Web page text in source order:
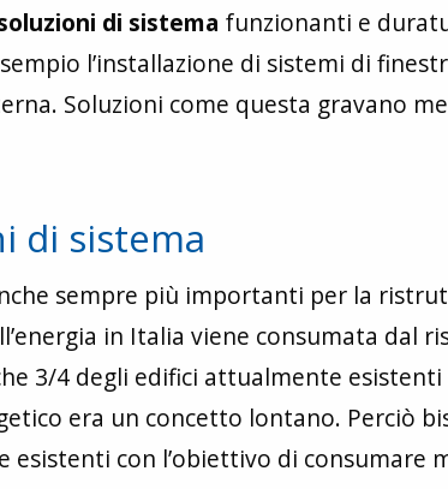
di sistema funzionanti e
l’installazione di sistemi di
Soluzioni come questa gravano
di sistema
sempre più importanti per la
in Italia viene consumata dal
3/4 degli edifici attualmente
era un concetto lontano. Perciò
con l’obiettivo di consumare